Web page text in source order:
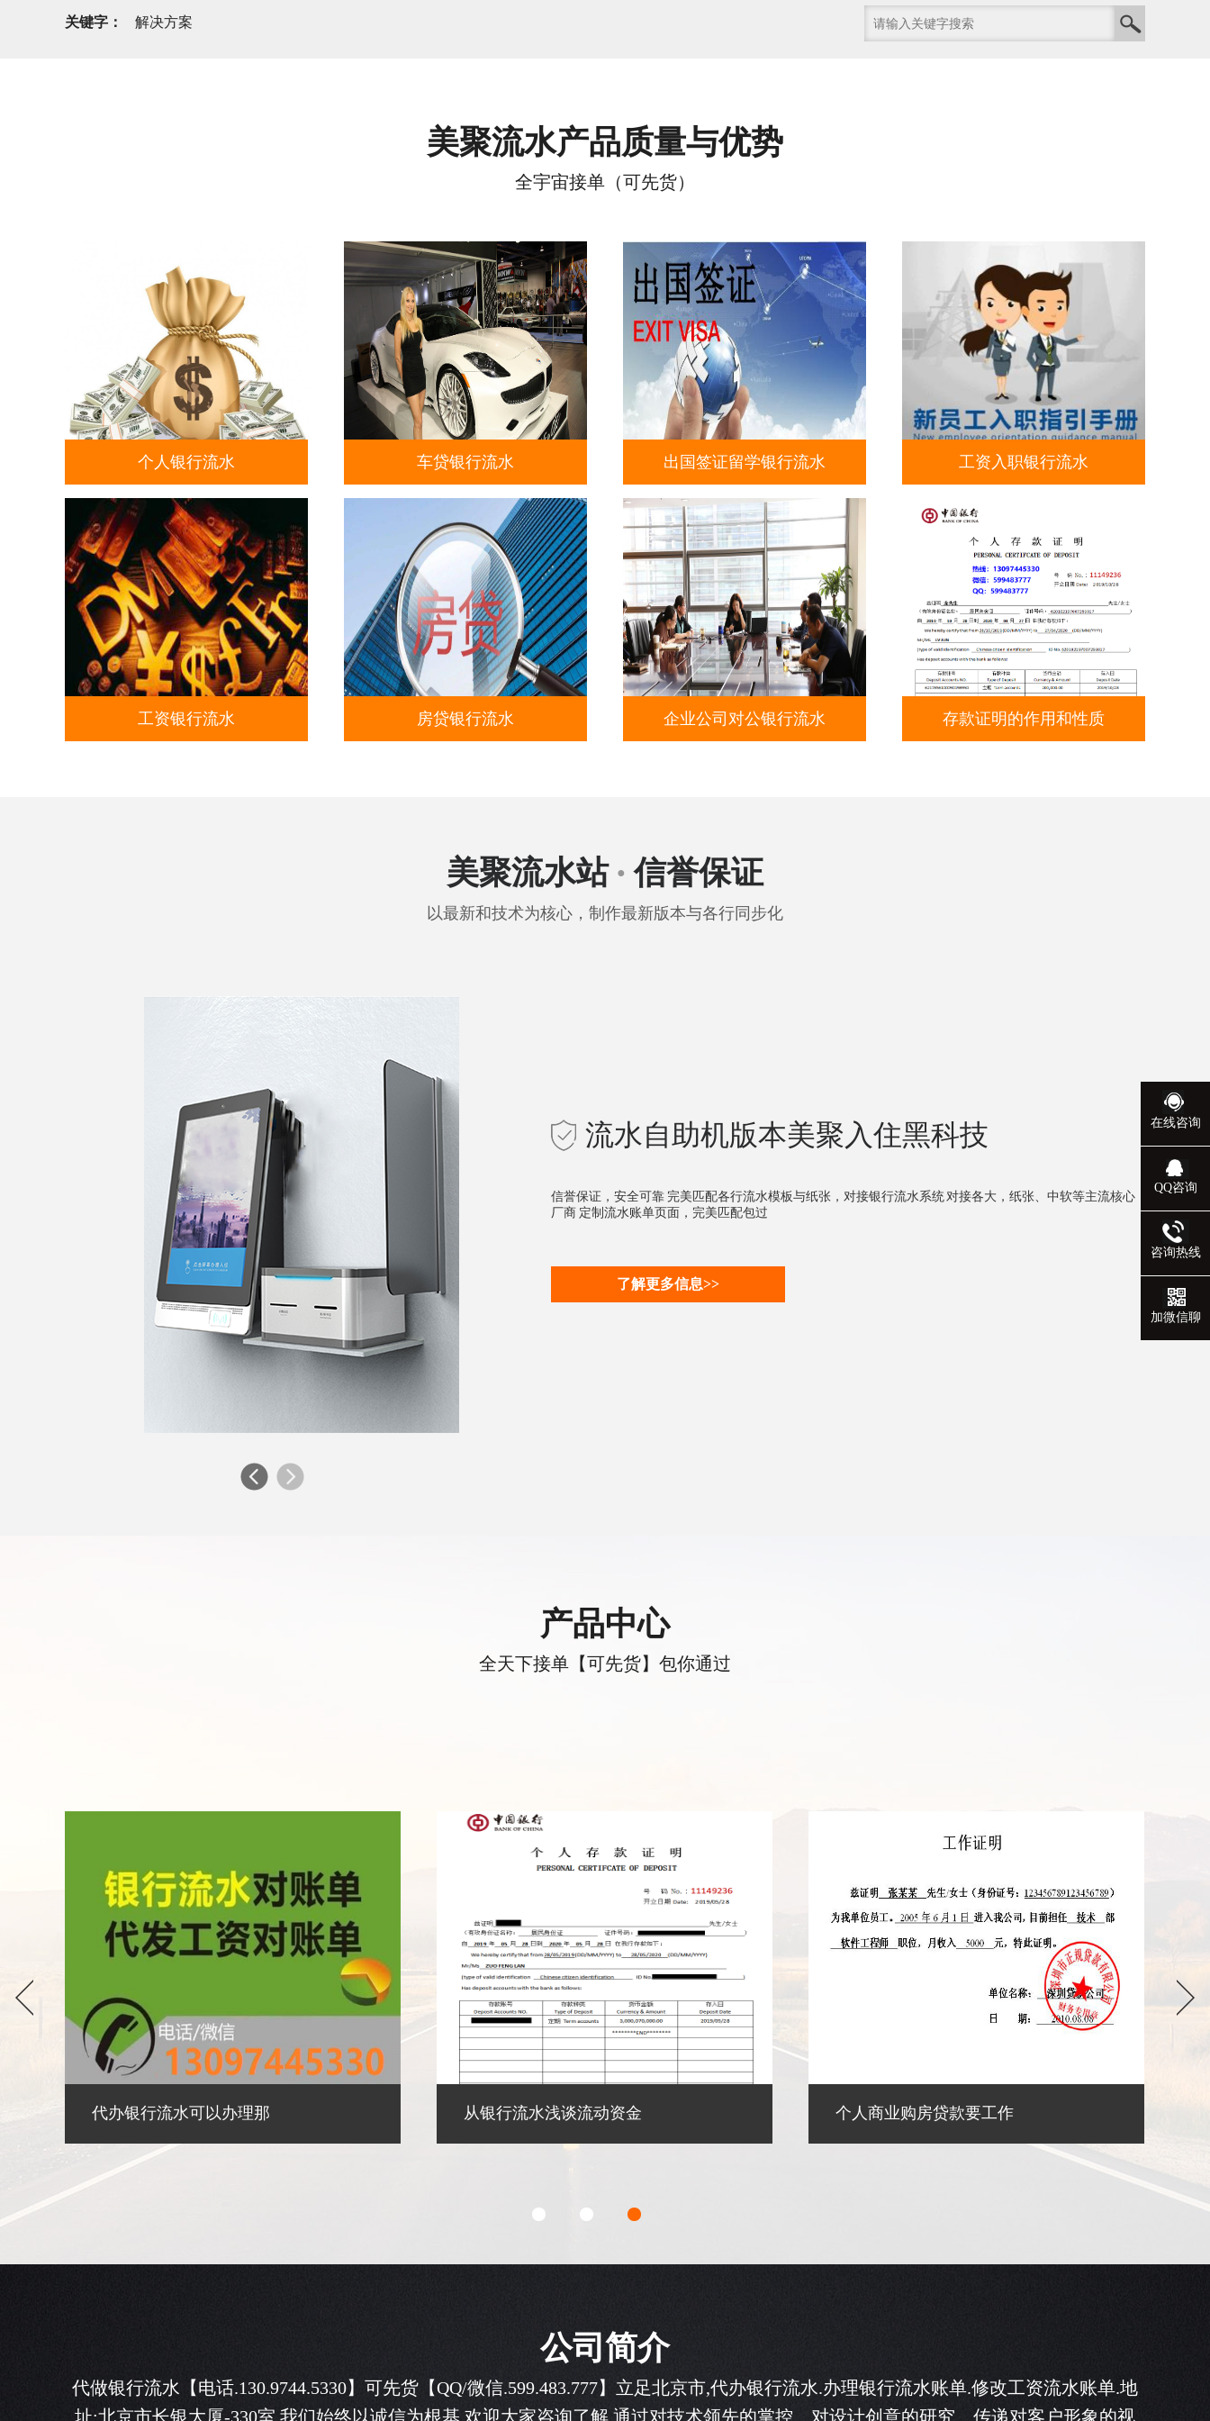
关键字： 解决方案
美聚流水产品质量与优势
全宇宙接单（可先货）
个人银行流水 车贷银行流水 出国签证留学银行流水 工资入职银行流水
工资银行流水 房贷银行流水 企业公司对公银行流水 存款证明的作用和性质
美聚流水站 ● 信誉保证
以最新和技术为核心，制作最新版本与各行同步化
流水自助机版本美聚入住黑科技
信誉保证，安全可靠 完美匹配各行流水模板与纸张，对接银行流水系统 对接各大，纸张、中软等主流核心
厂商 定制流水账单页面，完美匹配包过
了解更多信息>>
产品中心
全天下接单【可先货】包你通过
个人商业购房贷款要工作 银行流水的种类 代办银行流水可以办理那
公司简介
代做银行流水【电话.130.9744.5330】可先货【QQ/微信.599.483.777】立足北京市,代办银行流水.办理银行流水账单.修改工资流水账单.地
址:北京市长银大厦-330室,我们始终以诚信为根基,欢迎大家咨询了解,通过对技术领先的掌控、对设计创意的研究、传递对客户形象的视
在线咨询
QQ咨询
咨询热线
加微信聊